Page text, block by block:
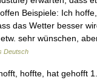
Beispiele: Ich
das Wetter besser
sehr wünschen,
Deutsch
hoffte, hat gehofft